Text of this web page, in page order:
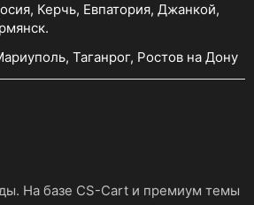
Керчь, Евпатория, Джанкой,
Таганрог, Ростов на Дону
На базе CS-Cart и премиум темы